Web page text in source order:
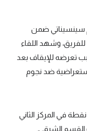
سينسيناتي ضمن
وشهد اللقاء
تعرضه للإيقاف بعد
ضد نجوم
وفقد سينسيناتي الصدارة بعدما أصبح 49 نقطة في المركز الثاني
القسم الشرقي.